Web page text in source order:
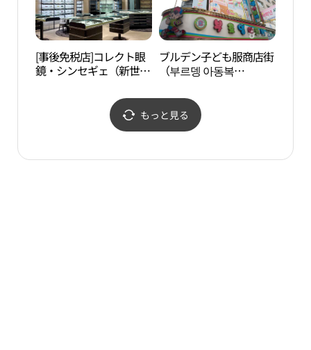
[事後免税店]コレクト眼
鏡・シンセギェ（新世
HERITAGE(콜렉트안경 신
세계백화점 본점 더헤리
ブルデン子ども服商店街
（부르뎅 아동복
もっと見る